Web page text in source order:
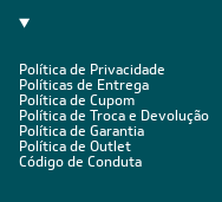
Política de Privacidade
Políticas de Entrega
Política de Cupom
Política de Troca e Devolução
Política de Garantia
Política de Outlet
Código de Conduta